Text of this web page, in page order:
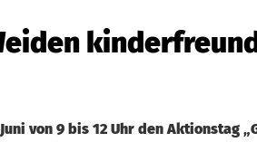
von 9 bis 12 Uhr den Aktionstag